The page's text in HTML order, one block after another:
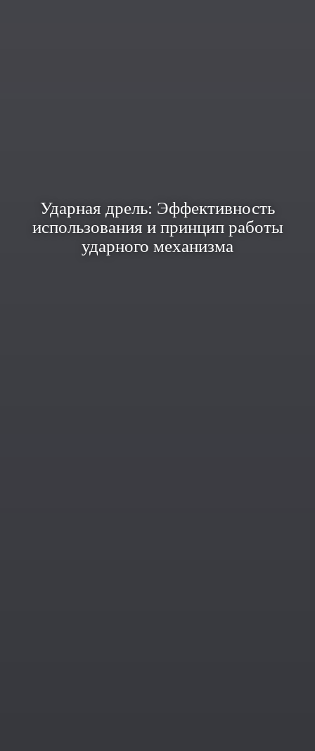
Ударная дрель: Эффективность
использования и принцип работы
ударного механизма